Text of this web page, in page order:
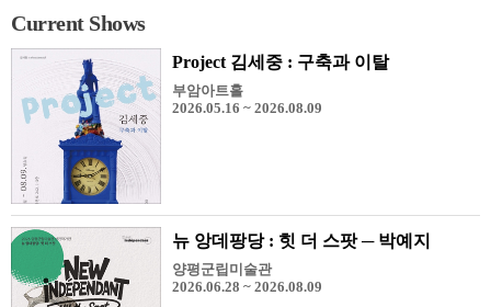
Current Shows
Project 김세중 : 구축과 이탈
부암아트홀
2026.05.16 ~ 2026.08.09
뉴 앙데팡당 : 힛 더 스팟 ─ 박예지
양평군립미술관
2026.06.28 ~ 2026.08.09